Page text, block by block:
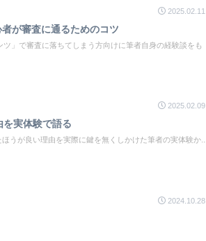
2025.02.11
が審査に通るためのコツ
」で審査に落ちてしまう方向けに筆者自身の経験談をも
2025.02.09
実体験で語る
うが良い理由を実際に鍵を無くしかけた筆者の実体験か...
2024.10.28